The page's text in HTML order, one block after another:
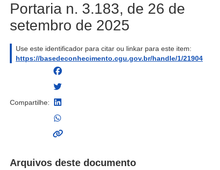
Portaria n. 3.183, de 26 de
setembro de 2025
Use este identificador para citar ou linkar para este item:
https://basedeconhecimento.cgu.gov.br/handle/1/21904
Compartilhe:
Arquivos deste documento